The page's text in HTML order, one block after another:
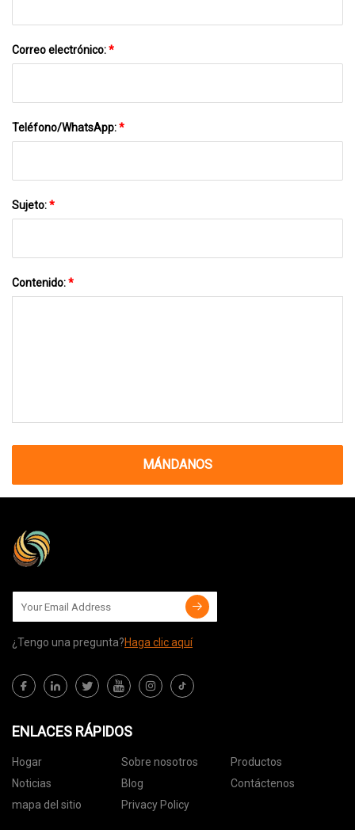
Correo electrónico:*
Teléfono/WhatsApp:*
Sujeto:*
Contenido:*
MÁNDANOS
¿Tengo una pregunta?Haga clic aquí
ENLACES RÁPIDOS
Hogar Sobre nosotros
Productos
Noticias
Blog
Contáctenos
mapa del sitio
Privacy Policy